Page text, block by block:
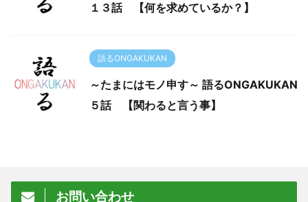
１３話 【何を求めているか？】
語るONGAKUKAN
～たまにはモノ申す～ 語るONGAKUKAN
５話 【関わると言う事】
お問い合わせ